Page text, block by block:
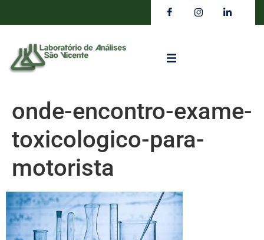
onde-encontro-exame-
toxicologico-para-
motorista